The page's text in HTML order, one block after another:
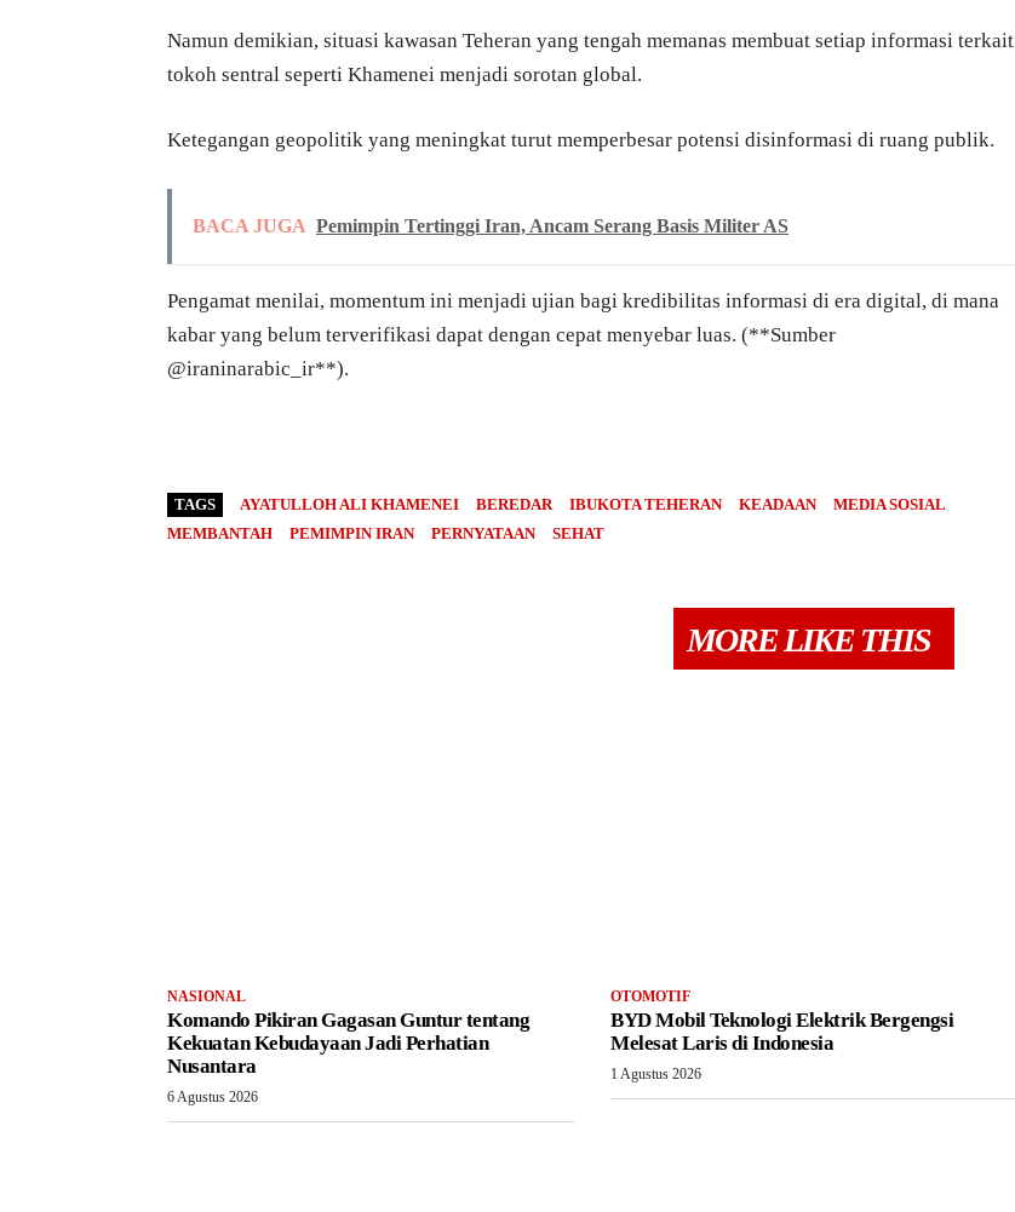
Namun demikian, situasi kawasan Teheran yang tengah memanas membuat setiap informasi terkait
tokoh sentral seperti Khamenei menjadi sorotan global.
Ketegangan geopolitik yang meningkat turut memperbesar potensi disinformasi di ruang publik.
BACA JUGA Pemimpin Tertinggi Iran, Ancam Serang Basis Militer AS
Pengamat menilai, momentum ini menjadi ujian bagi kredibilitas informasi di era digital, di mana
kabar yang belum terverifikasi dapat dengan cepat menyebar luas. (**Sumber
@iraninarabic_ir**).
TAGS AYATULLOH ALI KHAMENEI BEREDAR IBUKOTA TEHERAN KEADAAN
MEDIA SOSIAL
MEMBANTAH
PEMIMPIN IRAN PERNYATAAN SEHAT
MORE LIKE THIS
NASIONAL
Komando Pikiran Gagasan Guntur tentang
Kekuatan Kebudayaan Jadi Perhatian
Nusantara
6 Agustus 2026
OTOMOTIF
BYD Mobil Teknologi Elektrik Bergengsi
Melesat Laris di Indonesia
1 Agustus 2026